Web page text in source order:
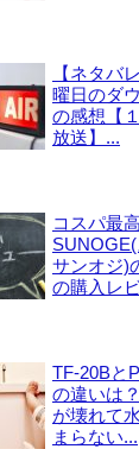
【ネタバ
曜日のダ
の感想【
放送】...
コスパ最
SUNOGE(
サンオジ)
の購入レ
TF-20Bと
の違いは
が壊れて
まらない...